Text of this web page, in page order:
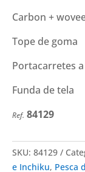
Carbon +
Tope de goma
Portacarretes
Funda de tela
Ref. 84129
SKU: 84129
e Inchiku, Pesca